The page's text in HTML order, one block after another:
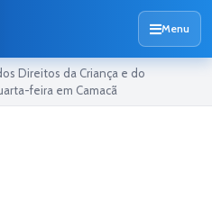
Menu
Direitos da Criança e do
feira em Camacã